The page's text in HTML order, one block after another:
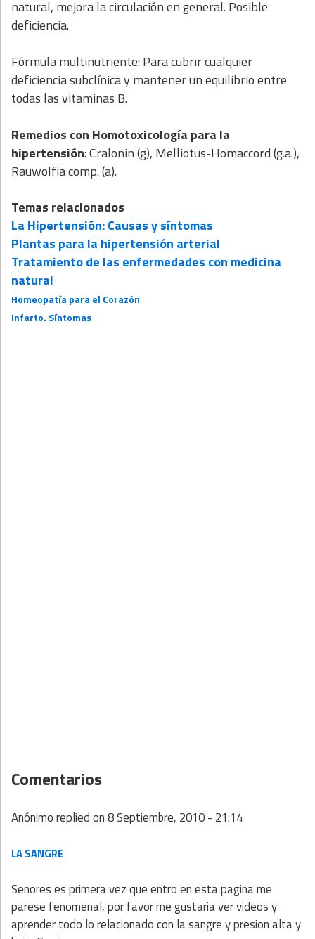
natural, mejora la circulación en general. Posible
deficiencia.
Fórmula multinutriente: Para cubrir cualquier
deficiencia subclínica y mantener un equilibrio entre
todas las vitaminas B.
Remedios con Homotoxicología para la
hipertensión: Cralonin (g), Melliotus-Homaccord (g.a.),
Rauwolfia comp. (a).
Temas relacionados
La Hipertensión: Causas y síntomas
Plantas para la hipertensión arterial
Tratamiento de las enfermedades con medicina
natural
Homeopatía para el Corazón
Infarto. Síntomas
Comentarios
Anónimoreplied on8 Septiembre, 2010 - 21:14
LA SANGRE
Senores es primera vez que entro en esta pagina me
parese fenomenal, por favor me gustaria ver videos y
aprender todo lo relacionado con la sangre y presion alta y